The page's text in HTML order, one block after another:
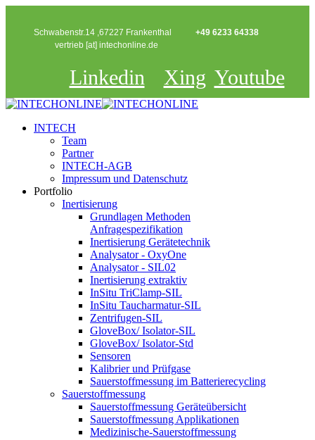
Schwabenstr.14 ,67227 Frankenthal
+49 6233 64338
vertrieb [at] intechonline.de
Linkedin Xing Youtube
INTECH
Team
Partner
INTECH-AGB
Impressum und Datenschutz
Portfolio
Inertisierung
Grundlagen Methoden
Anfragespezifikation
Inertisierung Gerätetechnik
Analysator - OxyOne
Analysator - SIL02
Inertisierung extraktiv
InSitu TriClamp-SIL
InSitu Taucharmatur-SIL
Zentrifugen-SIL
GloveBox/ Isolator-SIL
GloveBox/ Isolator-Std
Sensoren
Kalibrier und Prüfgase
Sauerstoffmessung im Batterierecycling
Sauerstoffmessung
Sauerstoffmessung Geräteübersicht
Sauerstoffmessung Applikationen
Medizinische-Sauerstoffmessung